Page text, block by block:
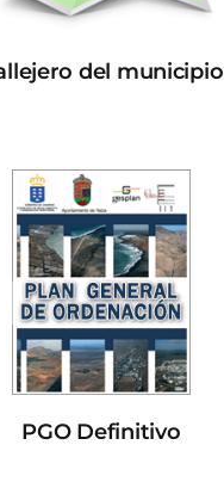
del municipio
PGO Definitivo